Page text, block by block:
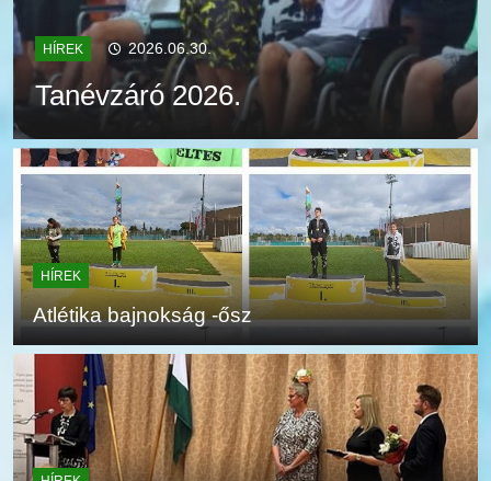
HÍREK 2026.06.30.
Tanévzáró 2026.
HÍREK
Atlétika bajnokság -ősz